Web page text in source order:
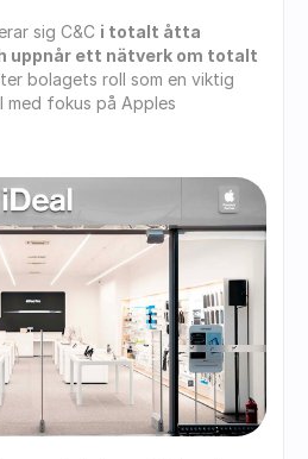
sig C&C i totalt åtta
uppnår ett nätverk om totalt
bolagets roll som en viktig
med fokus på Apples